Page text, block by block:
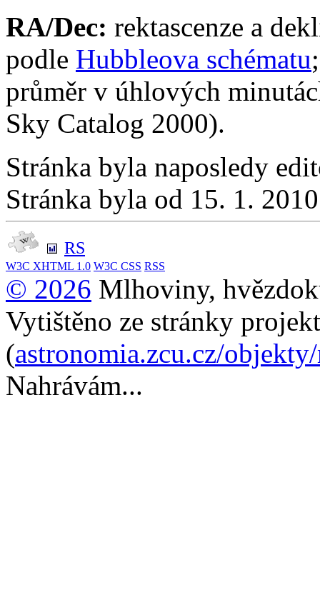
RA/Dec: rektascenze a
podle Hubbleova schématu
průměr v úhlových
Sky Catalog 2000).
Stránka byla naposledy
Stránka byla od 15. 1.
RS
W3C XHTML 1.0 W3C CSS RSS
© 2026 Mlhoviny,
Vytištěno ze stránky
(astronomia.zcu.cz/
Nahrávám...